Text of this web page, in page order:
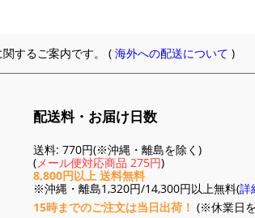
するご案内です。 (海外への配送について )
配送料・お届け日数
送料: 770円(※沖縄・離島を除く)
(メール便対応商品 275円)
8,800円以上 送料無料
※沖縄・離島1,320円/14,300円以上無料(詳
15時までのご注文は当日出荷！ (※休業日